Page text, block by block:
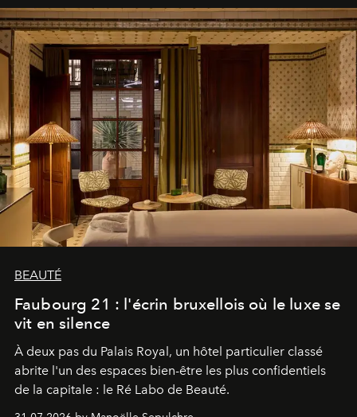
BEAUTÉ
Faubourg 21 : l'écrin bruxellois où le luxe se
vit en silence
À deux pas du Palais Royal, un hôtel particulier classé
abrite l'un des espaces bien-être les plus confidentiels
de la capitale : le Ré Labo de Beauté.